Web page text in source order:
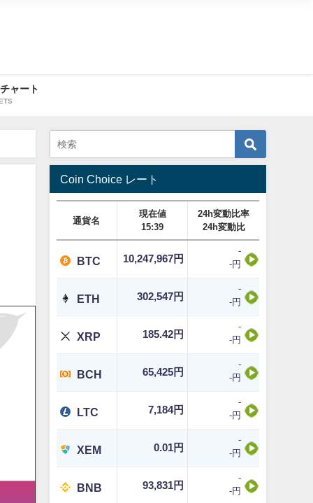
ャート
Coin Choice レート
通貨名
現在値
15:39
24h変動比率
24h変動比
BTC 10,247,967円
-
-円
ETH 302,547円
-
-円
XRP 185.42円
-
-円
BCH 65,425円
-
-円
LTC 7,184円
-
-円
XEM 0.01円
-
-円
BNB 93,831円
-
-円